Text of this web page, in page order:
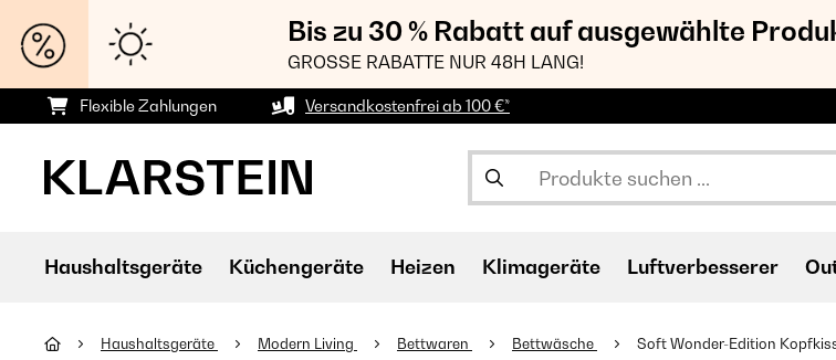
Bis zu 30 % Rabatt auf ausgewählte
GROSSE RABATTE NUR 48H LANG!
Flexible Zahlungen Versandkostenfrei ab 100 €*
Haushaltsgeräte Küchengeräte Heizen Klimageräte Luftverbesserer
Haushaltsgeräte Modern Living Bettwaren Bettwäsche Soft Wonder-Edition